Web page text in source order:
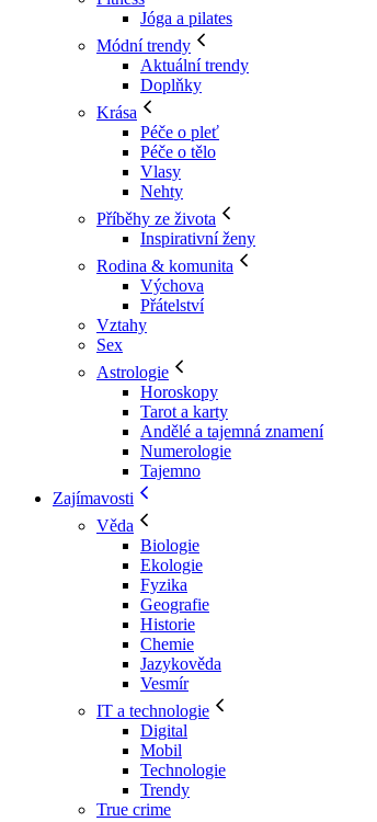
Jóga a pilates
Módní trendy
Aktuální trendy
Doplňky
Krása
Péče o pleť
Péče o tělo
Vlasy
Nehty
Příběhy ze života
Inspirativní ženy
Rodina & komunita
Výchova
Přátelství
Vztahy
Sex
Astrologie
Horoskopy
Tarot a karty
Andělé a tajemná znamení
Numerologie
Tajemno
Zajímavosti
Věda
Biologie
Ekologie
Fyzika
Geografie
Historie
Chemie
Jazykověda
Vesmír
IT a technologie
Digital
Mobil
Technologie
Trendy
True crime